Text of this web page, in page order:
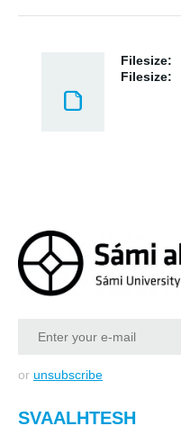
Filesize:
Filesize:
or unsubscribe
SVAALHTESH